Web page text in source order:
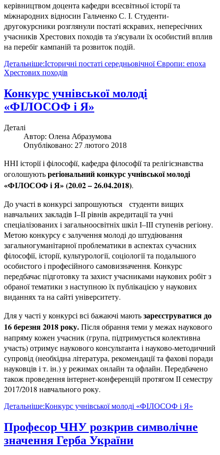
керівництвом доцента кафедри всесвітньої історії та
міжнародних відносин Гальченко С. І. Студенти-
другокурсники розглянули постаті яскравих, непересічних
учасників Хрестових походів та з'ясували їх особистий вплив
на перебіг кампаній та розвиток подій.
Детальніше:Історичні постаті середньовічної Європи: епоха
Хрестових походів
Конкурс учнівської молоді
«ФІЛОСОФ і Я»
Деталі
Автор: Олена Абразумова
Опубліковано: 27 лютого 2018
ННІ історії і філософії, кафедра філософії та релігієзнавства
оголошуютьрегіональний конкурс учнівської молоді
«ФІЛОСОФ і Я» (20.02 – 26.04.2018).
До участі в конкурсі запрошуються студенти вищих
навчальних закладів І–ІІ рівнів акредитації та учні
спеціалізованих і загальноосвітніх шкіл І–ІІІ ступенів регіону.
Метою конкурсу є залучення молоді до штудіювання
загальногуманітарної проблематики в аспектах сучасних
філософії, історії, культурології, соціології та подальшого
особистого і професійного самовизначення. Конкурс
передбачає підготовку та захист учасниками наукових робіт з
обраної тематики з наступною їх публікацією у наукових
виданнях та на сайті університету.
Для у часті у конкурсі всі бажаючі маютьзареєструватися до
16 березня 2018 року.Після обрання теми у межах наукового
напряму кожен учасник (група, підтримується колективна
участь) отримує наукового консультанта і науково-методичний
супровід (необхідна література, рекомендації та фахові поради
науковців і т. ін.) у режимах онлайн та офлайн. Передбачено
також проведення інтернет-конференцій протягом ІІ семестру
2017/2018 навчального року.
Детальніше:Конкурс учнівської молоді «ФІЛОСОФ і Я»
Професор ЧНУ розкрив символічне
значення Герба України